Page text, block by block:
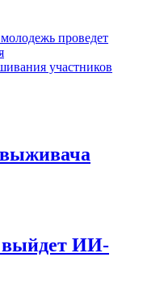
проведет
участников
выйдет ИИ-